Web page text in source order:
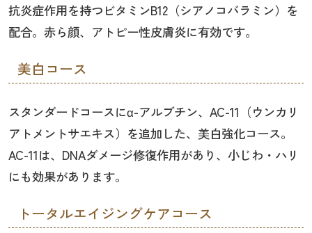
抗炎症作用を持つビタミンB12（シアノコバラミン）を
配合。赤ら顔、アトピー性皮膚炎に有効です。
美白コース
スタンダードコースにα-アルブチン、AC-11（ウンカリ
アトメントサエキス）を追加した、美白強化コース。
AC-11は、DNAダメージ修復作用があり、小じわ・ハリ
にも効果があります。
トータルエイジングケアコース